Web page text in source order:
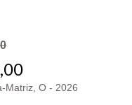
Matriz, O - 2026